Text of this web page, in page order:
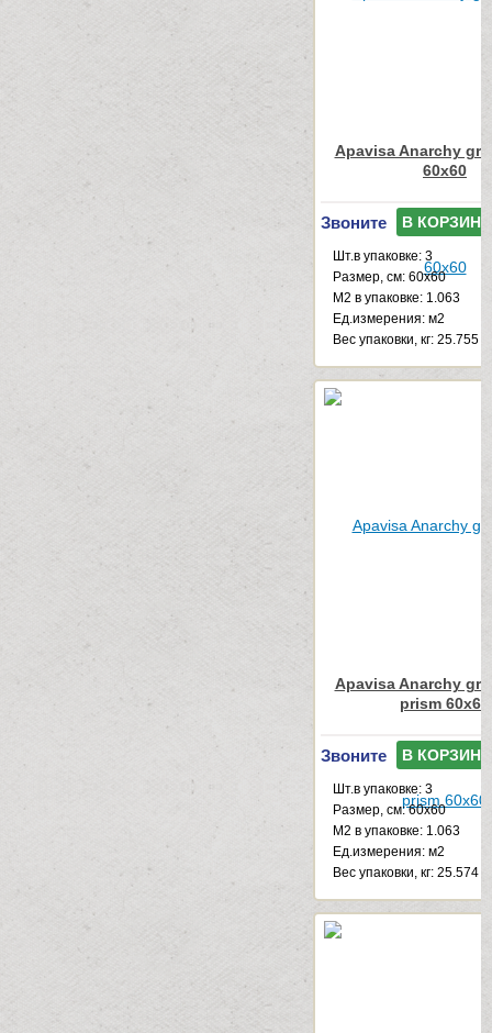
Apavisa Anarchy
60x60
Звоните В КОРЗИНУ
Шт.в упаковке: 3
Размер, см: 60x60
М2 в упаковке: 1.063
Ед.измерения: м2
Веc упаковки, кг: 25.755
Apavisa Anarchy
prism 60x60
Звоните В КОРЗИНУ
Шт.в упаковке: 3
Размер, см: 60x60
М2 в упаковке: 1.063
Ед.измерения: м2
Веc упаковки, кг: 25.574